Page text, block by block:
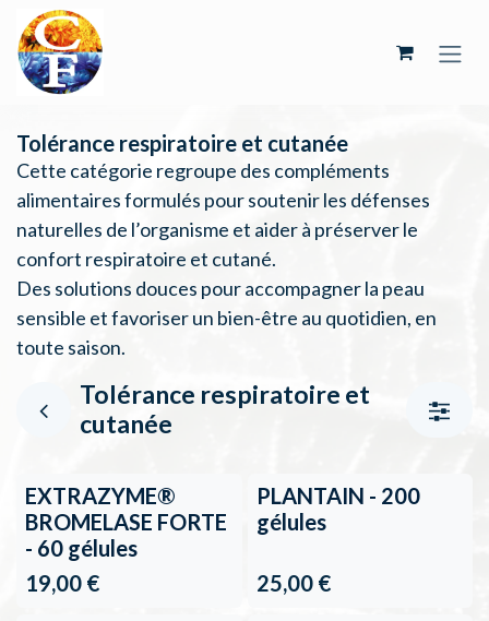
Se rendre au contenu
Tolérance respiratoire et cutanée
Cette catégorie regroupe des compléments
alimentaires formulés pour soutenir les défenses
naturelles de l’organisme et aider à préserver le
confort respiratoire et cutané.
Des solutions douces pour accompagner la peau
sensible et favoriser un bien-être au quotidien, en
toute saison.
Tolérance respiratoire et
cutanée
EXTRAZYME®
BROMELASE FORTE
- 60 gélules
19,00 €
PLANTAIN - 200
gélules
25,00€